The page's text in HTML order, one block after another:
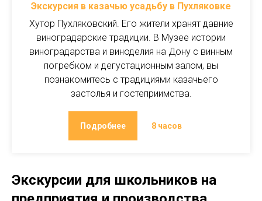
Экскурсия в казачью усадьбу в Пухляковке
Хутор Пухляковский. Его жители хранят давние
виноградарские традиции. В Музее истории
виноградарства и виноделия на Дону с винным
погребком и дегустационным залом, вы
познакомитесь с традициями казачьего
застолья и гостеприимства.
Подробнее 8 часов
Экскурсии для школьников на